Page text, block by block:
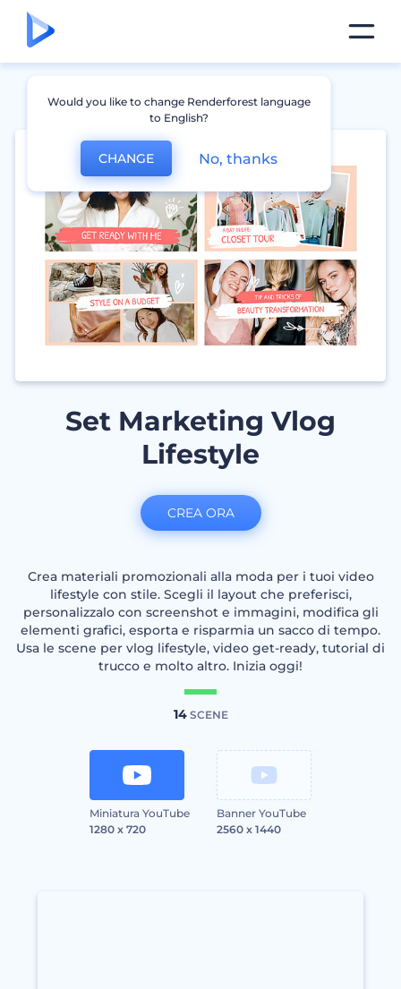
Set Marketing Vlog
Lifestyle
Crea materiali promozionali alla moda per i tuoi video
lifestyle con stile. Scegli il layout che preferisci,
personalizzalo con screenshot e immagini, modifica gli
elementi grafici, esporta e risparmia un sacco di tempo.
Usa le scene per vlog lifestyle, video get-ready, tutorial di
trucco e molto altro. Inizia oggi!
14SCENE
Miniatura YouTube
1280 x 720
Banner YouTube
2560 x 1440
CREA ORA
Would you like to change Renderforest language
to English?
CHANGE No, thanks